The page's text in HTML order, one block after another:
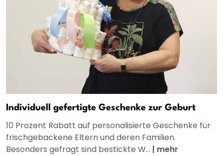
Individuell gefertigte Geschenke zur Geburt
10 Prozent Rabatt auf personalisierte Geschenke für
frischgebackene Eltern und deren Familien.
Besonders gefragt sind bestickte W... | mehr